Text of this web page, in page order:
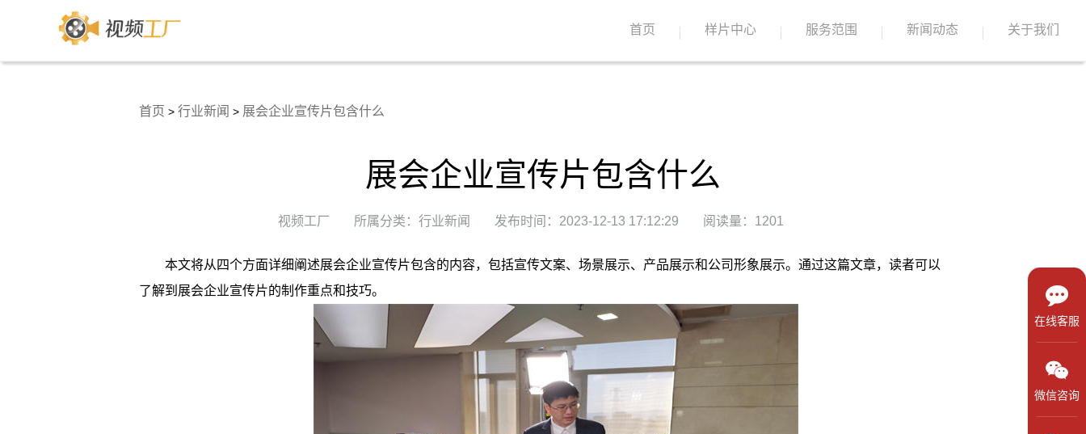
首页 样片中心 服务范围 新闻动态 关于我们
首页 > 行业新闻 > 展会企业宣传片包含什么
展会企业宣传片包含什么
视频工厂 所属分类：行业新闻 发布时间：2023-12-13 17:12:29 阅读量：1201
本文将从四个方面详细阐述展会企业宣传片包含的内容，包括宣传文案、场景展示、产品展示和公司形象展示。通过这篇文章，读者可以
了解到展会企业宣传片的制作重点和技巧。
在线客服
微信咨询